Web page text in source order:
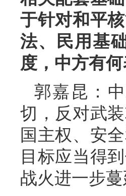
于针对和平
法、民用基
度，中方有
郭嘉昆：
切，反对武
国主权、安
目标应当得
战火进一步蔓